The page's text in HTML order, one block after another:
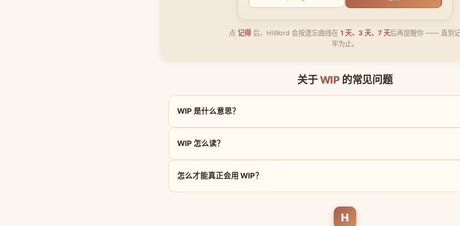
点 记得 后，HiWord 会按遗忘曲线在 1 天、3 天、7 天后再提醒你 —— 直到
牢为止。
关于WIP 的常见问题
WIP 是什么意思？
WIP 怎么读？
怎么才能真正会用 WIP？
H